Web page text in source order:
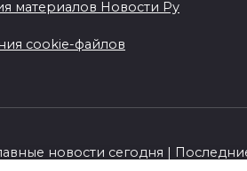
материалов Новости Ру
cookie-файлов
новости сегодня |